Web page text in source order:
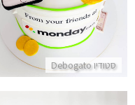
סטודיו Debogato
התקשר/י